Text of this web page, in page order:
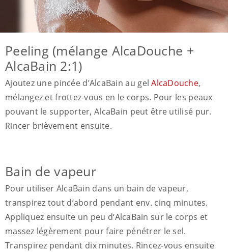
Peeling (mélange AlcaDouche +
AlcaBain 2:1)
Ajoutez une pincée d’AlcaBain au gelAlcaDouche,
mélangez et frottez-vous en le corps. Pour les peaux
pouvant le supporter, AlcaBain peut être utilisé pur.
Rincer brièvement ensuite.
Bain de vapeur
Pour utiliser AlcaBain dans un bain de vapeur,
transpirez tout d’abord pendant env. cinq minutes.
Appliquez ensuite un peu d‘AlcaBain sur le corps et
massez légèrement pour faire pénétrer le sel.
Transpirez pendant dix minutes. Rincez-vous ensuite